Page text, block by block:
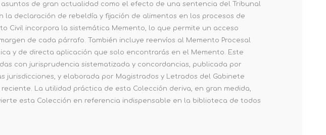
de gran actualidad como el efecto de una sentencia del Tribunal
la declaración de rebeldía y fijación de alimentos en los procesos de
Civil incorpora la sistemática Memento, lo que permite un acceso
de cada párrafo. También incluye reenvíos al Memento Procesal
y de directa aplicación que solo encontrarás en el Memento. Este
con jurisprudencia sistematizada y concordancias, publicada por
jurisdicciones, y elaborada por Magistrados y Letrados del Gabinete
La utilidad práctica de esta Colección deriva, en gran medida,
esta Colección en referencia indispensable en la biblioteca de todos